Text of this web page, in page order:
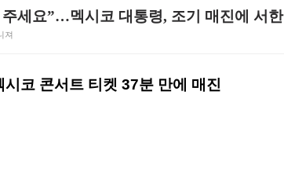
세요”…멕시코 대통령, 조기 매진에 서한
져
코 콘서트 티켓 37분 만에 매진